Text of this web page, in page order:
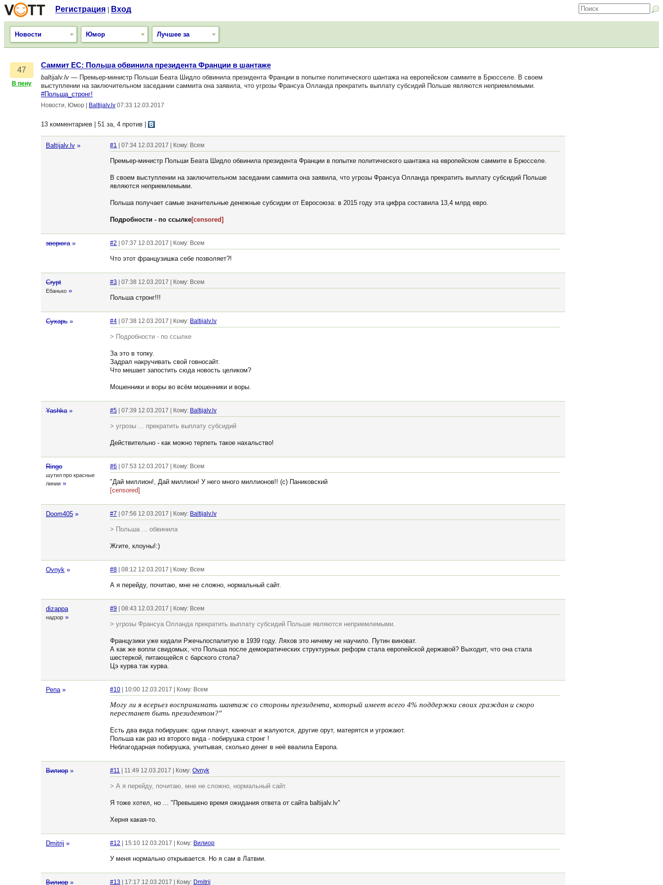
Регистрация Вход
Новости Юмор Лучшее за
47
В пену
Саммит ЕС: Польша обвинила президента Франции в шантаже
baltijalv.lv — Премьер-министр Польши Беата Шидло обвинила президента Франции в попытке политического шантажа на европейском саммите в Брюсселе. В своем
выступлении на заключительном заседании саммита она заявила, что угрозы Франсуа Олланда прекратить выплату субсидий Польше являются неприемлемыми.
#Польша_стронг!
Новости, Юмор Baltijalv.lv 07:33 12.03.2017
13 комментариев | 51 за, 4 против
Baltijalv.lv » #1 | 07:34 12.03.2017 | Кому: Всем
Премьер-министр Польши Беата Шидло обвинила президента Франции в попытке политического шантажа на европейском саммите в Брюсселе.
В своем выступлении на заключительном заседании саммита она заявила, что угрозы Франсуа Олланда прекратить выплату субсидий Польше
являются неприемлемыми.
Польша получает самые значительные денежные субсидии от Евросоюза: в 2015 году эта цифра составила 13,4 млрд евро.
Подробности - по ссылке[censored]
зверюга » #2 | 07:37 12.03.2017 | Кому: Всем
Что этот французишка себе позволяет?!
Crypt
Ебанько »
#3 | 07:38 12.03.2017 | Кому: Всем
Польша стронг!!!
Сухарь » #4 | 07:38 12.03.2017 | Кому: Baltijalv.lv
> Подробности - по ссылке
За это в топку.
Задрал накручивать свой говносайт.
Что мешает запостить сюда новость целиком?
Мошенники и воры во всём мошенники и воры.
Yashka » #5 | 07:39 12.03.2017 | Кому: Baltijalv.lv
> угрозы ... прекратить выплату субсидий
Действительно - как можно терпеть такое нахальство!
Ringo
шутил про красные
линии »
#6 | 07:53 12.03.2017 | Кому: Всем
"Дай миллион!, Дай миллион! У него много миллионов!! (с) Паниковский
[censored]
Doom405 » #7 | 07:56 12.03.2017 | Кому: Baltijalv.lv
> Польша ... обвинила
Жгите, клоуны!:)
Ovnyk » #8 | 08:12 12.03.2017 | Кому: Всем
А я перейду, почитаю, мне не сложно, нормальный сайт.
dizappa
надзор »
#9 | 08:43 12.03.2017 | Кому: Всем
> угрозы Франсуа Олланда прекратить выплату субсидий Польше являются неприемлемыми.
Французики уже кидали Ржечьпоспалитую в 1939 году. Ляхов это ничему не научило. Путин виноват.
А как же вопли свидомых, что Польша после демократических структурных реформ стала европейской державой? Выходит, что она стала
шестеркой, питающейся с барского стола?
Цэ курва так курва.
Репа » #10 | 10:00 12.03.2017 | Кому: Всем
Могу ли я всерьез воспринимать шантаж со стороны президента, который имеет всего 4% поддержки своих граждан и скоро
перестанет быть президентом?"
Есть два вида побирушек: одни плачут, канючат и жалуются, другие орут, матерятся и угрожают.
Польша как раз из второго вида - побирушка стронг !
Неблагодарная побирушка, учитывая, сколько денег в неё ввалила Европа.
Вилиор » #11 | 11:49 12.03.2017 | Кому: Ovnyk
> А я перейду, почитаю, мне не сложно, нормальный сайт.
Я тоже хотел, но ... "Превышено время ожидания ответа от сайта baltijalv.lv"
Херня какая-то.
Dmitrij » #12 | 15:10 12.03.2017 | Кому: Вилиор
У меня нормально открывается. Но я сам в Латвии.
Вилиор » #13 | 17:17 12.03.2017 | Кому: Dmitrij